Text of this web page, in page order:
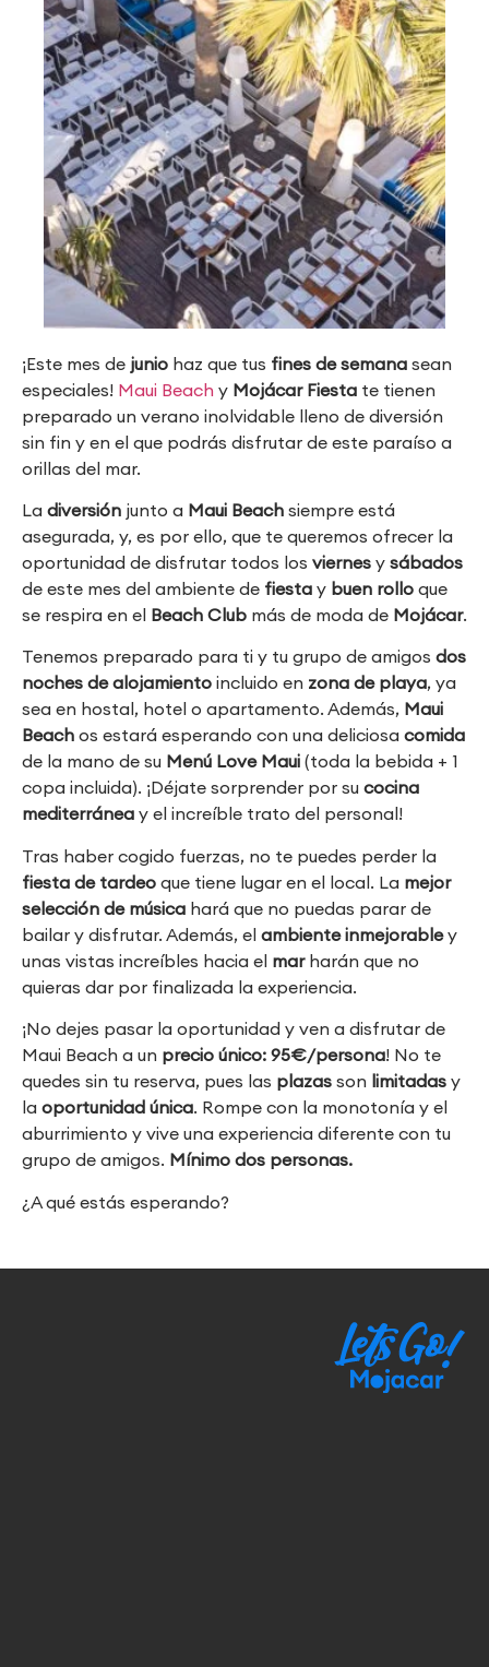
¡Este mes de junio haz que tus fines de semana sean
especiales! Maui Beach y Mojácar Fiesta te tienen
preparado un verano inolvidable lleno de diversión
sin fin y en el que podrás disfrutar de este paraíso a
orillas del mar.
La diversión junto a Maui Beach siempre está
asegurada, y, es por ello, que te queremos ofrecer la
oportunidad de disfrutar todos los viernes y sábados
de este mes del ambiente de fiesta y buen rollo que
se respira en el Beach Club más de moda de Mojácar.
Tenemos preparado para ti y tu grupo de amigos dos
noches de alojamiento incluido en zona de playa, ya
sea en hostal, hotel o apartamento. Además, Maui
Beach os estará esperando con una deliciosa comida
de la mano de su Menú Love Maui (toda la bebida + 1
copa incluida). ¡Déjate sorprender por su cocina
mediterránea y el increíble trato del personal!
Tras haber cogido fuerzas, no te puedes perder la
fiesta de tardeo que tiene lugar en el local. La mejor
selección de música hará que no puedas parar de
bailar y disfrutar. Además, el ambiente inmejorabley
unas vistas increíbles hacia el marharán que no
quieras dar por finalizada la experiencia.
¡No dejes pasar la oportunidad y ven a disfrutar de
Maui Beach a un precio único: 95€/persona! No te
quedes sin tu reserva, pues las plazas son limitadas y
la oportunidad única. Rompe con la monotonía y el
aburrimiento y vive una experiencia diferente con tu
grupo de amigos. Mínimo dos personas.
¿A qué estás esperando?